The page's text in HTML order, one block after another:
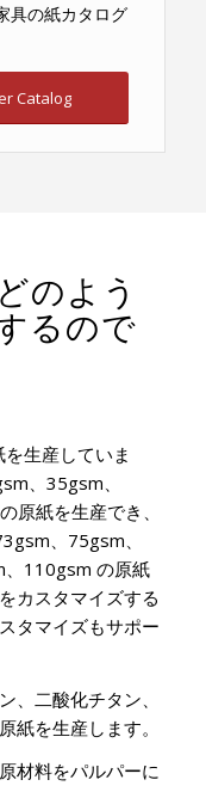
具の紙カタログ
Catalog
のよう
るので
生産していま
、35gsm、
紙を生産でき、
、75gsm、
110gsm の原紙
カスタマイズする
タマイズもサポー
、二酸化チタン、
紙を生産します。
材料をパルパーに